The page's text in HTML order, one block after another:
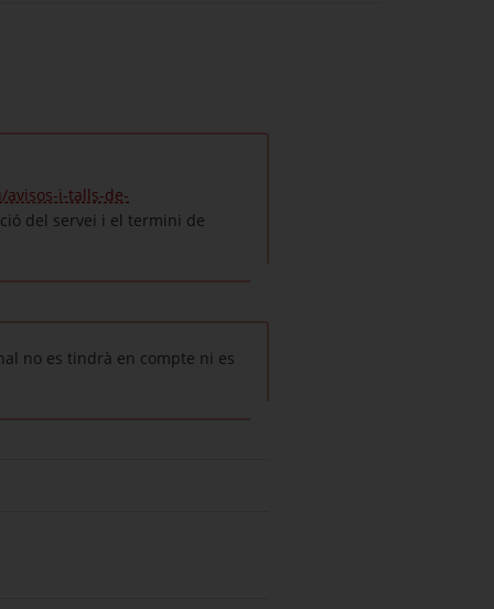
i-talls-de-
del servei i el termini de
no es tindrà en compte ni es